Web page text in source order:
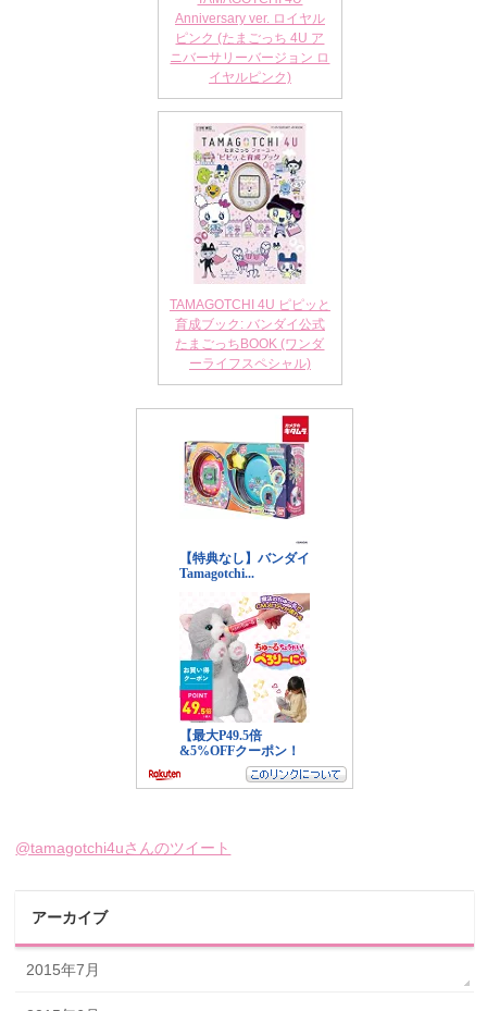
Anniversary ver. ロイヤル
ピンク (たまごっち 4U ア
ニバーサリーバージョン ロ
イヤルピンク)
TAMAGOTCHI 4U ピピッと
育成ブック: バンダイ公式
たまごっちBOOK (ワンダ
ーライフスペシャル)
@tamagotchi4uさんのツイート
アーカイブ
2015年7月